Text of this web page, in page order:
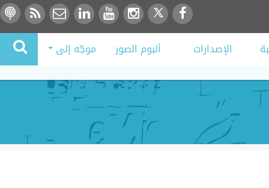
الإصدارات ألبوم الصور موجّه إلى